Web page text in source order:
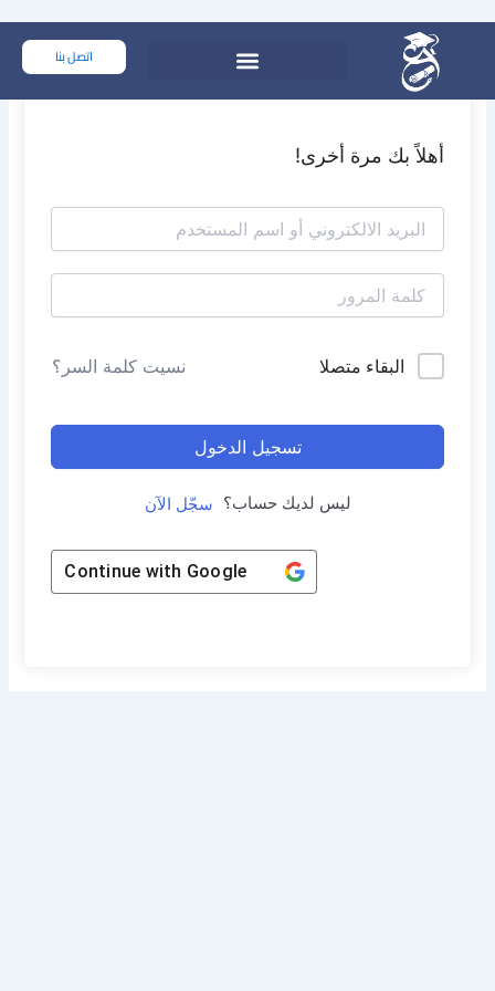
المحتوى
اتصل بنا
أهلاً بك مرة أخرى!
البقاء متصلا نسيت كلمة السر؟
تسجيل الدخول
ليس لديك حساب؟ سجّل الآن
Continue with Google